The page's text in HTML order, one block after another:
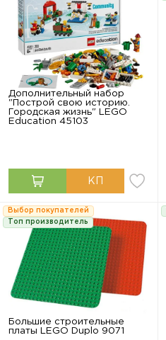
Дополнительный набор
"Построй свою историю.
Городская жизнь" LEGO
Education 45103
Выбор покупателей
Топ производитель
Большие строительные
платы LEGO Duplo 9071